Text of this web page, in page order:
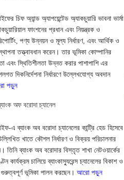
চিফ অ্যান্ড অ্যাপয়েন্টেড অ্যাকচুয়ারি ভাবনা ভার্মা
ফাংশনের প্রধান এবং নিয়ন্ত্রক ও
পণ্য উন্নয়ন ও মূল্য নির্ধারণ, এবং আর্থিক ও
তত্ত্বাবধান করেন। তার ভূমিকা কোম্পানির
এবং স্থিতিশীলতা উন্নত করার পাশাপাশি এর
দিকনির্দেশনা নির্ধারণে উল্লেখযোগ্য অবদান
পড়ুন
অফ বরোদা চ্যানেল
এ ব্যাংক অব বরোদা চ্যানেলের কান্ট্রি হেড হিসেবে
খাতে কৌশল নির্ধারণ ও বিক্রয় পরিচালনার
তিনি ব্যাংক অব বরোদার বিস্তৃত শাখা নেটওয়ার্কের
কার্যক্রম চালিয়ে ব্যাংকাস্যুরেন্স চ্যানেলের বিকাশ ও
গুরুত্বপূর্ণ ভূমিকা পালন করছেন।আরো পড়ুন